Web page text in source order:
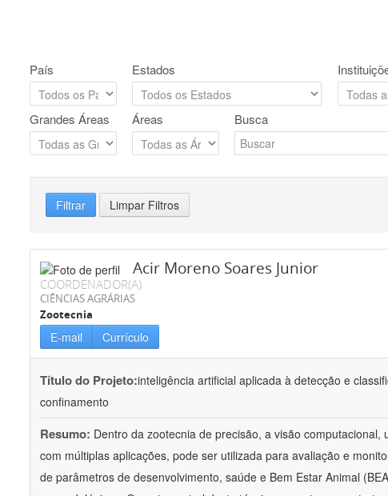
País Estados
Grandes Áreas Áreas Busca
Filtrar Limpar Filtros
Acir Moreno Soares Junior
COORDENADOR(A)
CIÊNCIAS AGRÁRIAS
Zootecnia
E-mail Currículo
Título do Projeto:inteligência artificial aplicada à detecção e
confinamento
Resumo: Dentro da zootecnia de precisão, a visão
com múltiplas aplicações, pode ser utilizada para avaliação e
de parâmetros de desenvolvimento, saúde e Bem Estar Animal